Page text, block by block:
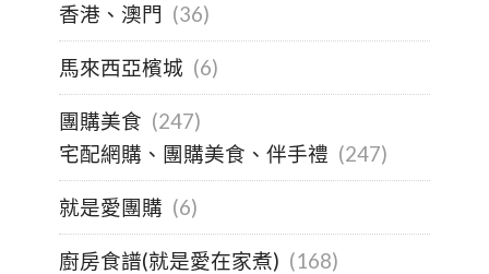
香港、澳門 (36)
馬來西亞檳城 (6)
團購美食 (247)
宅配網購、團購美食、伴手禮 (247)
就是愛團購 (6)
廚房食譜(就是愛在家煮) (168)